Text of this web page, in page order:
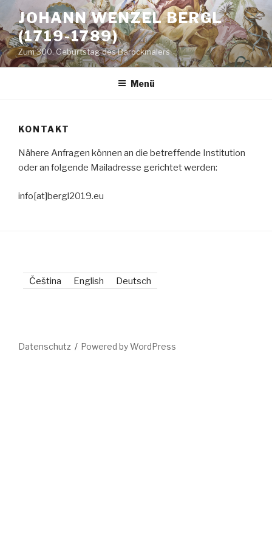
Inhalt
springen
JOHANN WENZEL BERGL
(1719-1789)
Zum 300. Geburtstag des Barockmalers
Menü
KONTAKT
Nähere Anfragen können an die betreffende Institution
oder an folgende Mailadresse gerichtet werden:
info[at]bergl2019.eu
Čeština English Deutsch
Datenschutz Powered by WordPress